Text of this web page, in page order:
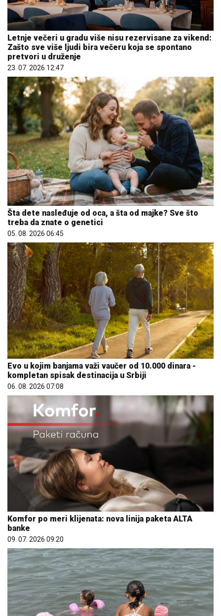
Letnje večeri u gradu više nisu rezervisane za vikend:
Zašto sve više ljudi bira večeru koja se spontano
pretvori u druženje
23. 07. 2026 12:47
Šta dete nasleđuje od oca, a šta od majke? Sve što
treba da znate o genetici
05. 08. 2026 06:45
Evo u kojim banjama važi vaučer od 10.000 dinara -
kompletan spisak destinacija u Srbiji
06. 08. 2026 07:08
Komfor po meri klijenata: nova linija paketa ALTA
banke
09. 07. 2026 09:20